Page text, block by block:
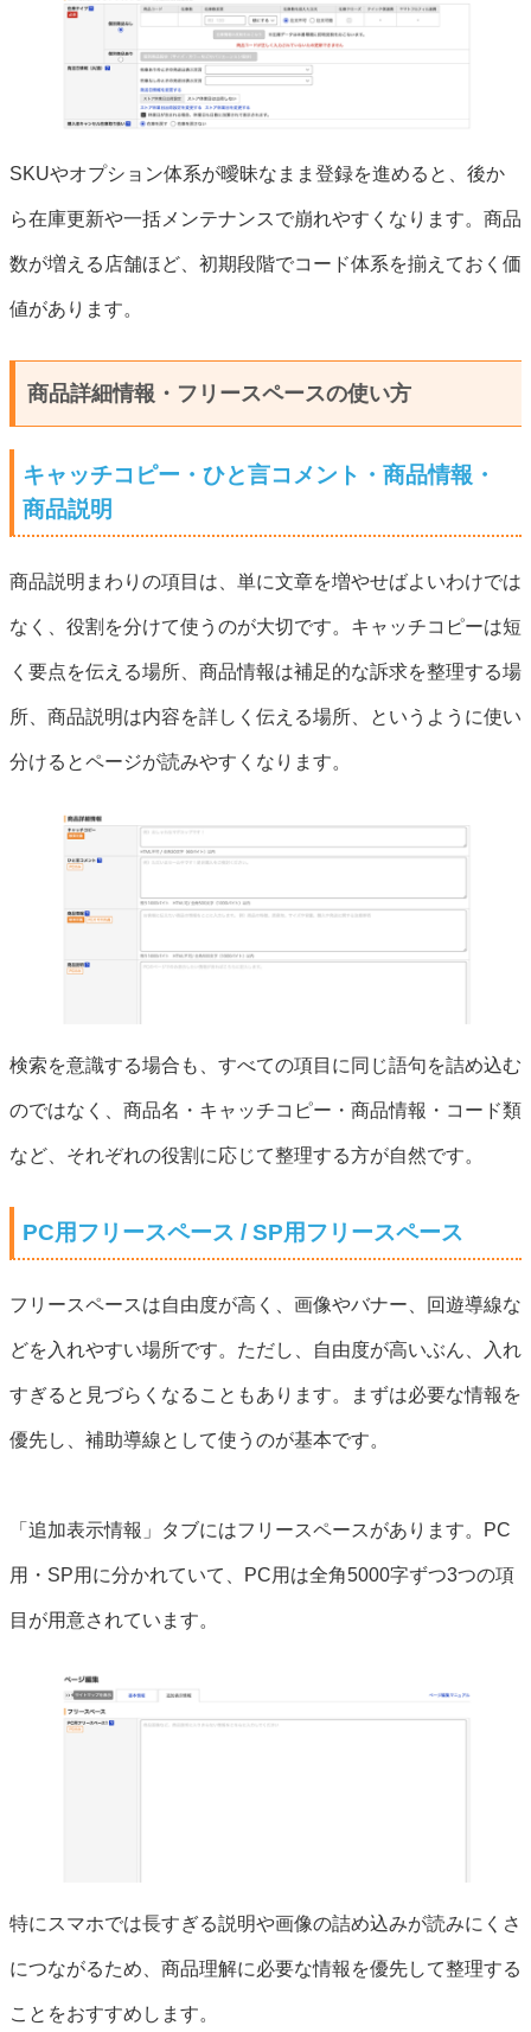
SKUやオプション体系が曖昧なまま登録を進めると、後か
ら在庫更新や一括メンテナンスで崩れやすくなります。商品
数が増える店舗ほど、初期段階でコード体系を揃えておく価
値があります。
商品詳細情報・フリースペースの使い方
キャッチコピー・ひと言コメント・商品情報・
商品説明
商品説明まわりの項目は、単に文章を増やせばよいわけでは
なく、役割を分けて使うのが大切です。キャッチコピーは短
く要点を伝える場所、商品情報は補足的な訴求を整理する場
所、商品説明は内容を詳しく伝える場所、というように使い
分けるとページが読みやすくなります。
検索を意識する場合も、すべての項目に同じ語句を詰め込む
のではなく、商品名・キャッチコピー・商品情報・コード類
など、それぞれの役割に応じて整理する方が自然です。
PC用フリースペース / SP用フリースペース
フリースペースは自由度が高く、画像やバナー、回遊導線な
どを入れやすい場所です。ただし、自由度が高いぶん、入れ
すぎると見づらくなることもあります。まずは必要な情報を
優先し、補助導線として使うのが基本です。
「追加表示情報」タブにはフリースペースがあります。PC
用・SP用に分かれていて、PC用は全角5000字ずつ3つの項
目が用意されています。
特にスマホでは長すぎる説明や画像の詰め込みが読みにくさ
につながるため、商品理解に必要な情報を優先して整理する
ことをおすすめします。